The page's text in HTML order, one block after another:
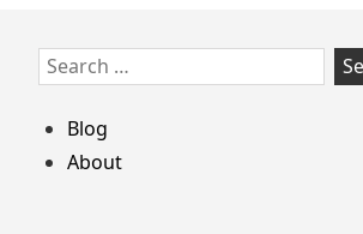
Skip
to
footer
Search
for:
Blog
About